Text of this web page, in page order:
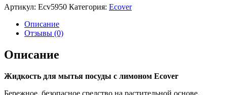
Артикул: Ecv5950 Категория: Ecover
Описание
Отзывы (0)
Описание
Жидкость для мытья посуды с лимоном Ecover
Бережное, безопасное средство на растительной основе.